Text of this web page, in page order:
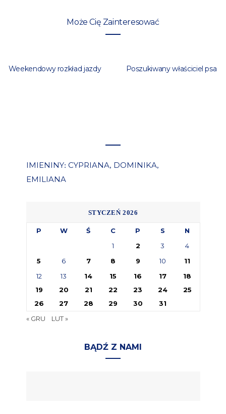
Może Cię Zainteresować
Weekendowy rozkład jazdy Poszukiwany właściciel psa
IMIENINY: CYPRIANA, DOMINIKA,
EMILIANA
STYCZEŃ 2026
P W Ś C P S
N
1
2 3
4
5
6 7 8 9 10
11
12
13 14 15 16 17
18
19
20 21 22 23 24
25
26
27 28 29 30
31
« GRU
LUT »
BĄDŹ Z NAMI